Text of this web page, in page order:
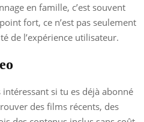
en famille, c’est souvent
fort, ce n’est pas seulement
de l’expérience utilisateur.
si tu es déjà abonné
des films récents, des